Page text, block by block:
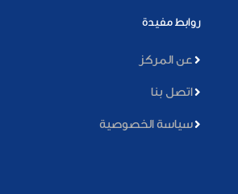
روابط مفيدة
عن المركز
اتصل بنا
سياسة الخصوصية